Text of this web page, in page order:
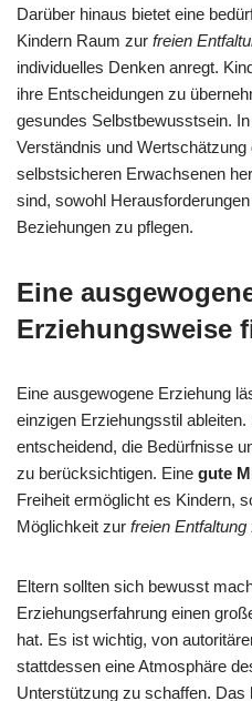
Darüber hinaus bietet eine
Kindern Raum zur freien
individuelles Denken anregt.
ihre Entscheidungen zu
gesundes Selbstbewusstsein.
Verständnis und
selbstsicheren Erwachsenen
sind, sowohl
Beziehungen zu pflegen.
Eine
Erziehungsweise
Eine ausgewogene Erziehung
einzigen Erziehungsstil
entscheidend, die Bedürfnisse
zu berücksichtigen. Eine gute
Freiheit ermöglicht es Kindern,
Möglichkeit zur freien Entfaltung
Eltern sollten sich bewusst
Erziehungserfahrung einen
hat. Es ist wichtig, von
stattdessen eine Atmosphäre
Unterstützung zu schaffen. Das